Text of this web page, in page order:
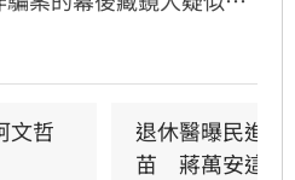
的女子陳昱瑄，日前遭
不是女強人，只是堅強的
滿正能量的形象，也常宣
文哲
退休醫曝民進
苗　蔣萬安這樣